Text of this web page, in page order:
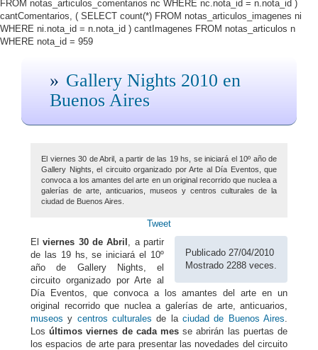
FROM notas_articulos_comentarios nc WHERE nc.nota_id = n.nota_id )
cantComentarios, ( SELECT count(*) FROM notas_articulos_imagenes ni
WHERE ni.nota_id = n.nota_id ) cantImagenes FROM notas_articulos n
WHERE nota_id = 959
Gallery Nights 2010 en
Buenos Aires
El viernes 30 de Abril, a partir de las 19 hs, se iniciará el 10º año de
Gallery Nights, el circuito organizado por Arte al Día Eventos, que
convoca a los amantes del arte en un original recorrido que nuclea a
galerías de arte, anticuarios, museos y centros culturales de la
ciudad de Buenos Aires.
Tweet
Publicado 27/04/2010
Mostrado 2288 veces.
Elviernes 30 de Abril , a partir
de las 19 hs, se iniciará el 10º
año de Gallery Nights, el
circuito organizado por Arte al
Día Eventos, que convoca a los amantes del arte en un
original recorrido que nuclea a galerías de arte, anticuarios,
museos y centros culturales de laciudad de Buenos Aires.
Losúltimos viernes de cada mes se abrirán las puertas de
los espacios de arte para presentar las novedades del circuito